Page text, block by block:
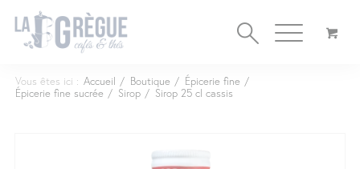
Vous êtes ici : Accueil / Boutique / Épicerie fine /
Épicerie fine sucrée / Sirop / Sirop 25 cl cassis